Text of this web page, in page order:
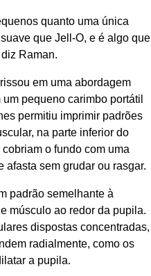
quanto uma única
que Jell-O, e é algo que
Raman.
em uma abordagem
pequeno carimbo portátil
permitiu imprimir padrões
na parte inferior do
o fundo com uma
sem grudar ou rasgar.
padrão semelhante à
músculo ao redor da pupila.
dispostas concentradas,
radialmente, como os
a pupila.